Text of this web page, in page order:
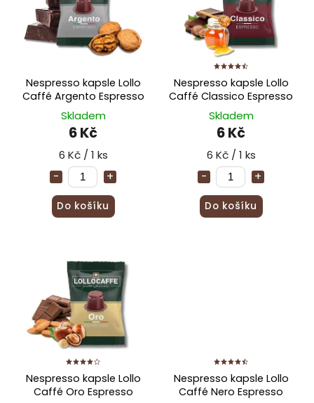
Nespresso kapsle Lollo
Caffé Argento Espresso
Skladem
6 Kč
6 Kč / 1 ks
Do košíku
Nespresso kapsle Lollo
Caffé Classico Espresso
Skladem
6 Kč
6 Kč / 1 ks
Do košíku
Nespresso kapsle Lollo
Caffé Oro Espresso
Nespresso kapsle Lollo
Caffé Nero Espresso